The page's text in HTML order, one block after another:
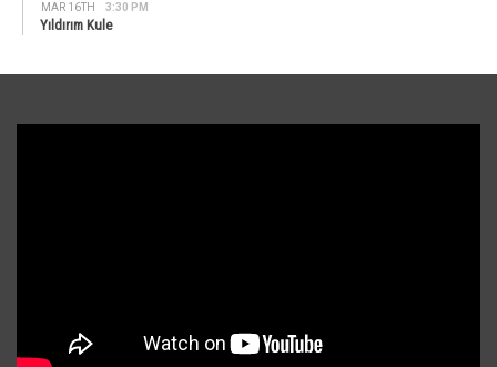
MAR 16TH 3:30 PM
Yıldırım Kule